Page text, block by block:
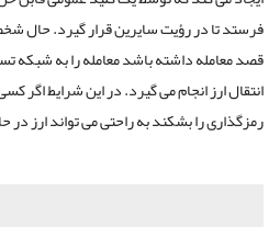
فرستد تا در رؤیت سایرین قرار گیرد. حال
قصد معامله داشته باشد معامله را به شبکه
انتقال ارز انجام می گیرد. در این شرایط اگر
رمزگذاری را بشکند به راحتی می تواند ارز